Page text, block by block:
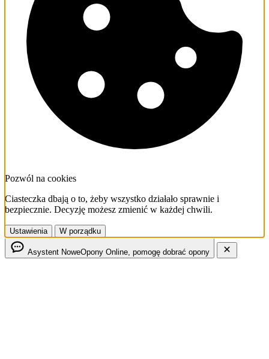
Pozwól na cookies
Ciasteczka dbają o to, żeby wszystko działało sprawnie i
bezpiecznie. Decyzję możesz zmienić w każdej chwili.
Ustawienia W porządku
Asystent NoweOpony Online, pomogę dobrać opony